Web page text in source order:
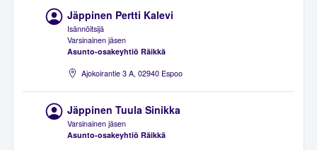
Jäppinen Pertti Kalevi
Isännöitsijä
Varsinainen jäsen
Asunto-osakeyhtiö Räikkä
Ajokoirantie 3 A, 02940 Espoo
Jäppinen Tuula Sinikka
Varsinainen jäsen
Asunto-osakeyhtiö Räikkä